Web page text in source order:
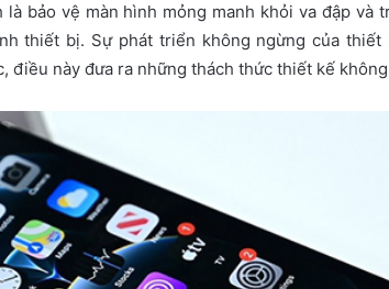
bảo vệ màn hình mỏng manh khỏi va đập và
thiết bị. Sự phát triển không ngừng của
điều này đưa ra những thách thức thiết kế